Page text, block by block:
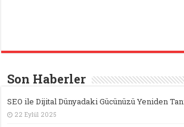
Son Haberler
SEO ile Dijital Dünyadaki Gücünüzü Yeniden
22 Eylül 2025